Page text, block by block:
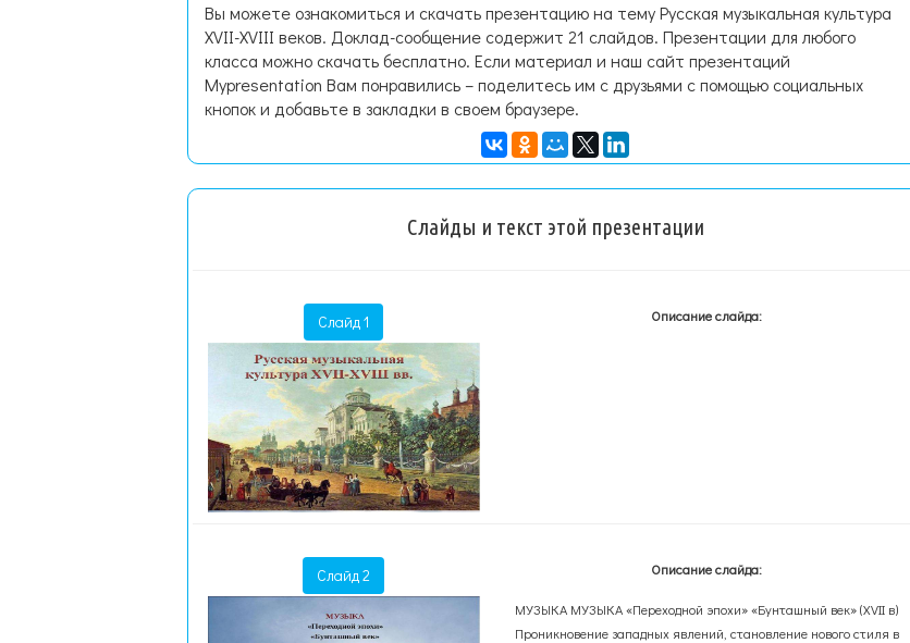
Вы можете ознакомиться и скачать презентацию на тему Русская музыкальная культура
XVII-XVIII веков. Доклад-сообщение содержит 21 слайдов. Презентации для любого
класса можно скачать бесплатно. Если материал и наш сайт презентаций
Mypresentation Вам понравились – поделитесь им с друзьями с помощью социальных
кнопок и добавьте в закладки в своем браузере.
Слайды и текст этой презентации
Слайд 1 Описание слайда:
Слайд 2 Описание слайда:
МУЗЫКА МУЗЫКА «Переходной эпохи» «Бунташный век» (XVII в)
Проникновение западных явлений, становление нового стиля в